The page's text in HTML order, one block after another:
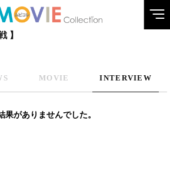
】
MOVIE INTERVIEW
果がありませんでした。